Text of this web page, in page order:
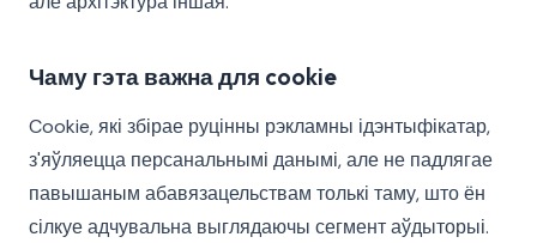
Чаму гэта важна для cookie
Cookie, які збірае руцінны рэкламны ідэнтыфікатар,
з'яўляецца персанальнымі данымі, але не падлягае
павышаным абавязацельствам толькі таму, што ён
сілкуе адчувальна выглядаючы сегмент аўдыторыі.